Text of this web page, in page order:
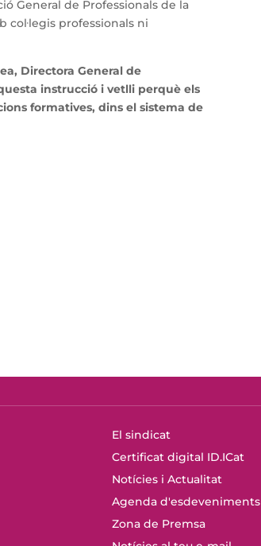
General de Professionals de la
professionals ni
Directora General de
instrucció i vetlli perquè els
formatives, dins el sistema de
El sindicat
Certificat digital ID.ICat
Notícies i Actualitat
Agenda d'esdeveniments
Zona de Premsa